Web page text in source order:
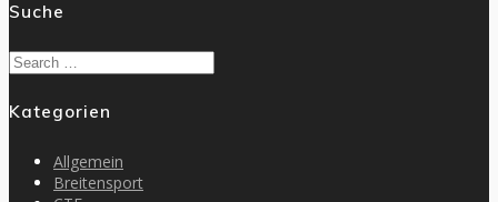
Suche
Search
for:
Kategorien
Allgemein
Breitensport